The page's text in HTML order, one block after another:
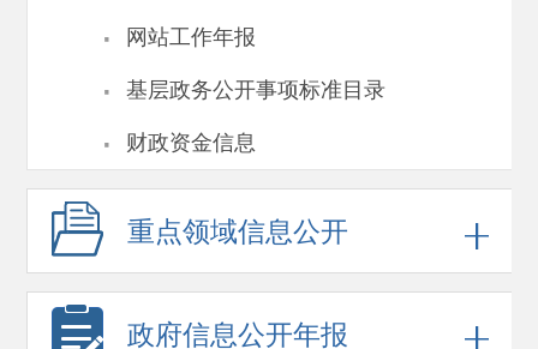
· 网站工作年报
· 基层政务公开事项标准目录
· 财政资金信息
重点领域信息公开
政府信息公开年报